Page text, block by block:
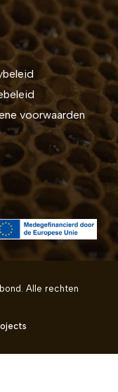
ook
voorwaarden
Alle rechten